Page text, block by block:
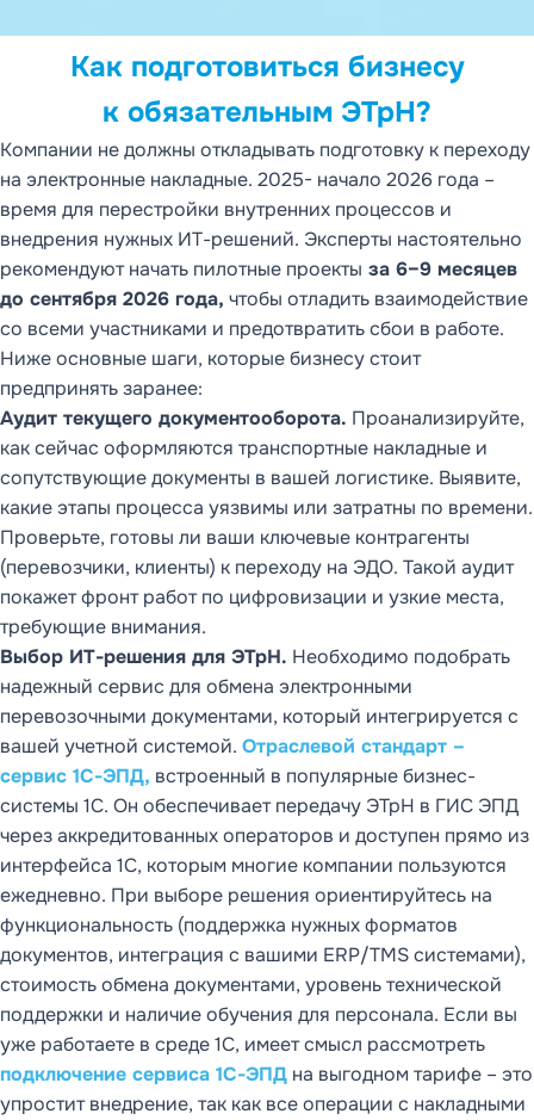
Как подготовиться бизнесу
к обязательным ЭТрН?
Компании не должны откладывать подготовку к переходу
на электронные накладные. 2025- начало 2026 года –
время для перестройки внутренних процессов и
внедрения нужных ИТ-решений. Эксперты настоятельно
рекомендуют начать пилотные проекты за 6–9 месяцев
до сентября 2026 года, чтобы отладить взаимодействие
со всеми участниками и предотвратить сбои в работе.
Ниже основные шаги, которые бизнесу стоит
предпринять заранее:
Аудит текущего документооборота. Проанализируйте,
как сейчас оформляются транспортные накладные и
сопутствующие документы в вашей логистике. Выявите,
какие этапы процесса уязвимы или затратны по времени.
Проверьте, готовы ли ваши ключевые контрагенты
(перевозчики, клиенты) к переходу на ЭДО. Такой аудит
покажет фронт работ по цифровизации и узкие места,
требующие внимания.
Выбор ИТ-решения для ЭТрН. Необходимо подобрать
надежный сервис для обмена электронными
перевозочными документами, который интегрируется с
вашей учетной системой. Отраслевой стандарт –
сервис 1С-ЭПД, встроенный в популярные бизнес-
системы 1С. Он обеспечивает передачу ЭТрН в ГИС ЭПД
через аккредитованных операторов и доступен прямо из
интерфейса 1С, которым многие компании пользуются
ежедневно. При выборе решения ориентируйтесь на
функциональность (поддержка нужных форматов
документов, интеграция с вашими ERP/TMS системами),
стоимость обмена документами, уровень технической
поддержки и наличие обучения для персонала. Если вы
уже работаете в среде 1С, имеет смысл рассмотреть
подключение сервиса 1С-ЭПД на выгодном тарифе – это
упростит внедрение, так как все операции с накладными